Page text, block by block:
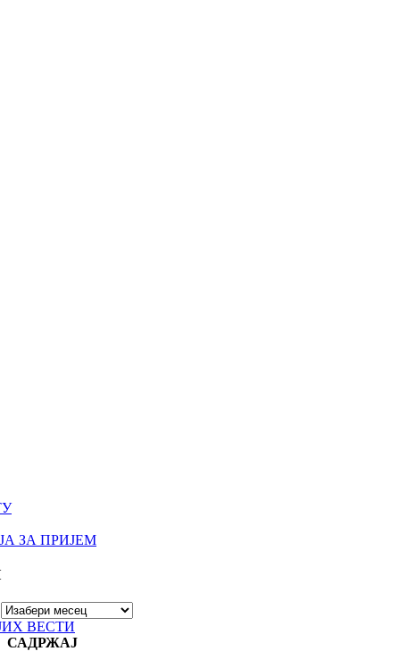
ЗА ПРИЈЕМ
ВЕСТИ
САДРЖАЈ